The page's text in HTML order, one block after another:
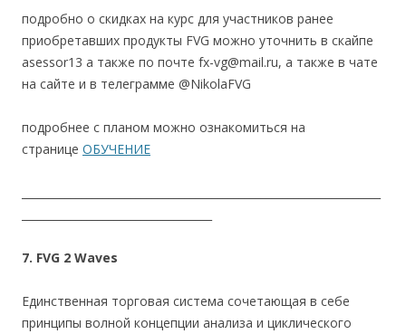
подробно о скидках на курс для участников ранее
приобретавших продукты FVG можно уточнить в скайпе
asessor13 а также по почте fx-vg@mail.ru, а также в чате
на сайте и в телеграмме @NikolaFVG
подробнее с планом можно ознакомиться на
странице ОБУЧЕНИЕ
7. FVG 2 Waves
Единственная торговая система сочетающая в себе
принципы волной концепции анализа и циклического